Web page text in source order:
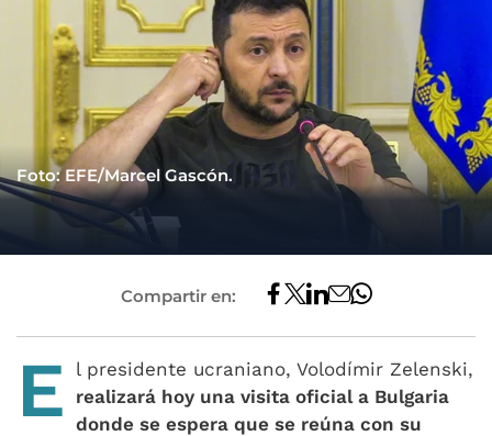
Foto: EFE/Marcel Gascón.
Compartir en:
E
l presidente ucraniano, Volodímir Zelenski,
realizará hoy una visita oficial a Bulgaria
donde se espera que se reúna con su